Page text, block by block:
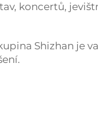
koncertů,
Shizhan je